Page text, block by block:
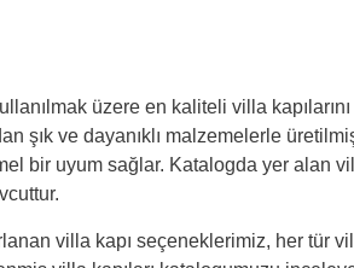
üzere en kaliteli villa
şık ve dayanıklı malzemelerle
bir uyum sağlar. Katalogda yer alan
villa kapı seçeneklerimiz, her tür